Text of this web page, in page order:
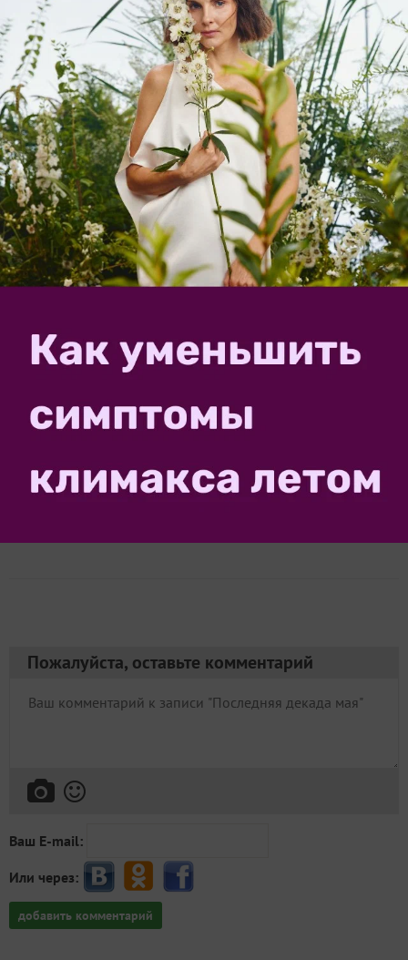
соседом и соседкой. Говорили про компакт диски и
меховые имитации кота.
30 мая. 50 плюс вёдер полива. С котом те же
замечательные отношения. Собака через дрогу и на
втором этаже. Много рассады, десятки
тыквокабачков (от монеты до спичечного коробка,
размер листа). Цветут ирисы. Шиповник. Пионы
цветут у соседей, у нас цветков пока не видно.
ЗАПИСЬ РАЗМЕЩЕНА В РАЗДЕЛАХ: ЛИЧНЫЙ ОПЫТ ЧИТАТЕЛЕЙ,РАЗНОЕ,
ЖУРНАЛ САДОВОДА
комментарии
в избранное 603просмотра
Автор записи:
Александр Минск 30 мая 2024, 21:04
Пожалуйста, оставьте комментарий
Ваш E-mail:
Или через:
добавить комментарий